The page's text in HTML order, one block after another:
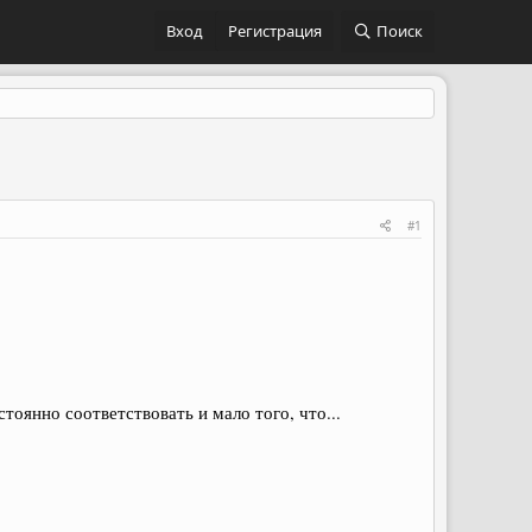
Вход Регистрация Поиск
#1
соответствовать и мало того, что...